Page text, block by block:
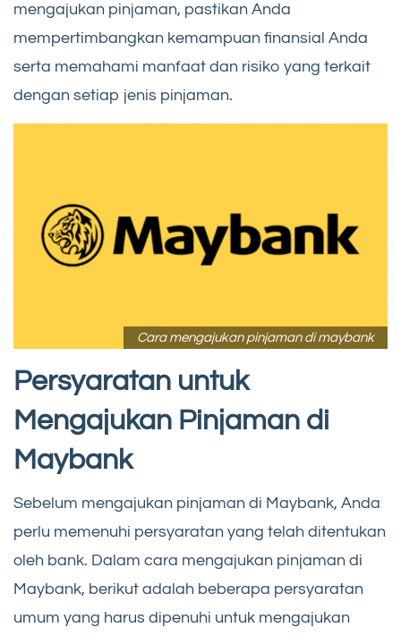
mengajukan pinjaman, pastikan Anda
mempertimbangkan kemampuan finansial Anda
serta memahami manfaat dan risiko yang terkait
dengan setiap jenis pinjaman.
Cara mengajukan pinjaman di maybank
Persyaratan untuk
Mengajukan Pinjaman di
Maybank
Sebelum mengajukan pinjaman di Maybank, Anda
perlu memenuhi persyaratan yang telah ditentukan
oleh bank. Dalam cara mengajukan pinjaman di
Maybank, berikut adalah beberapa persyaratan
umum yang harus dipenuhi untuk mengajukan